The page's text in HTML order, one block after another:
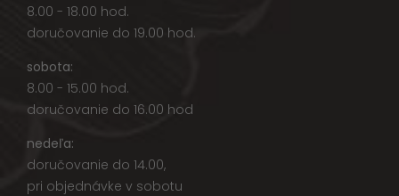
8.00 - 18.00 hod.
doručovanie do 19.00 hod.
sobota:
8.00 - 15.00 hod.
doručovanie do 16.00 hod
nedeľa:
doručovanie do 14.00,
pri objednávke v sobotu